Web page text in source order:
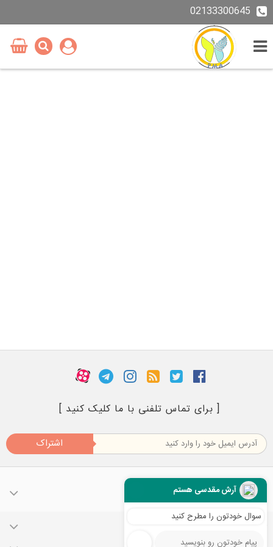
02133300645
[ برای تماس تلفنی با ما کلیک کنید ]
اشتراک
حساب کاربری
آرش مقدسی هستم
سوال خودتون را مطرح کنید